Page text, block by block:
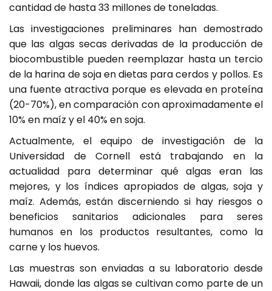
cantidad de hasta 33 millones de toneladas.
Las investigaciones preliminares han demostrado
que las algas secas derivadas de la producción de
biocombustible pueden reemplazar hasta un tercio
de la harina de soja en dietas para cerdos y pollos. Es
una fuente atractiva porque es elevada en proteína
(20-70%), en comparación con aproximadamente el
10% en maíz y el 40% en soja.
Actualmente, el equipo de investigación de la
Universidad de Cornell está trabajando en la
actualidad para determinar qué algas eran las
mejores, y los índices apropiados de algas, soja y
maíz. Además, están discerniendo si hay riesgos o
beneficios sanitarios adicionales para seres
humanos en los productos resultantes, como la
carne y los huevos.
Las muestras son enviadas a su laboratorio desde
Hawaii, donde las algas se cultivan como parte de un